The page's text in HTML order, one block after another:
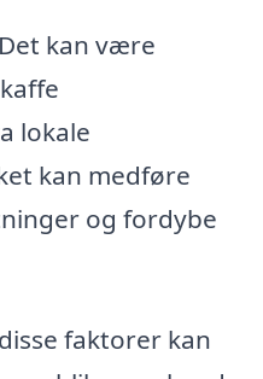
Det kan være
lokale
kan medføre
og fordybe
faktorer kan